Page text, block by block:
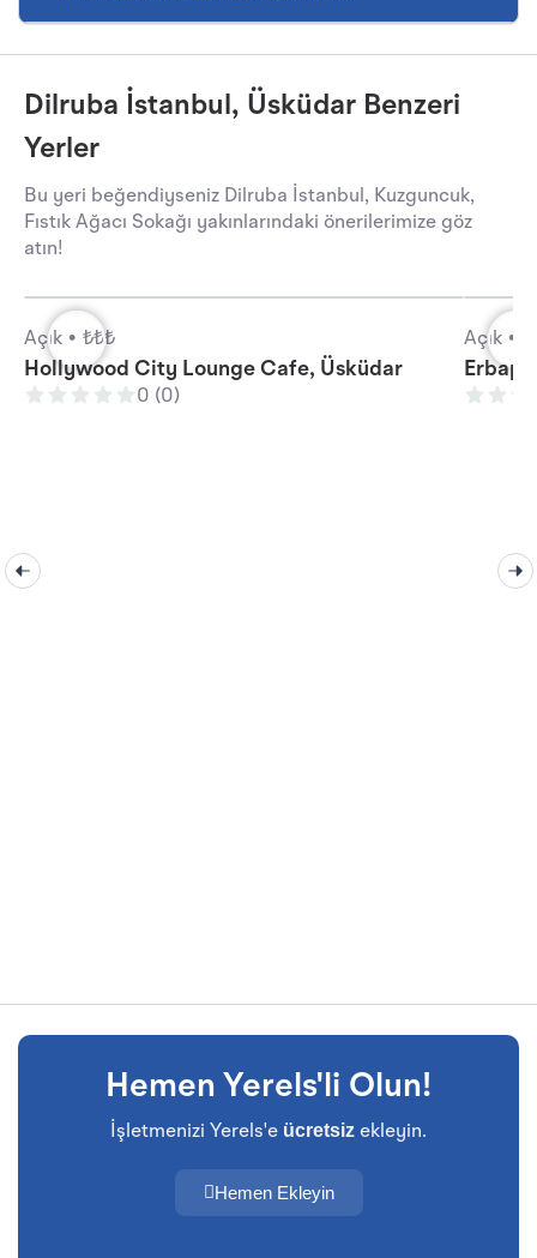
Dilruba İstanbul, Üsküdar Benzeri
Yerler
Bu yeri beğendiyseniz Dilruba İstanbul, Kuzguncuk,
Fıstık Ağacı Sokağı yakınlarındaki önerilerimize göz
atın!
Açık • ₺₺₺
Hollywood City Lounge Cafe, Üsküdar
0 (0)
Açık •
Erbap
Hemen Yerels'li Olun!
İşletmenizi Yerels'e ücretsiz ekleyin.
Hemen Ekleyin